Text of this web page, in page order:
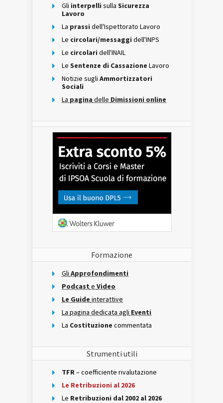
Gli interpelli sulla Sicurezza
Lavoro
La prassi dell'Ispettorato Lavoro
Le circolari/messaggi dell'INPS
Le circolari dell'INAIL
Le Sentenze di Cassazione Lavoro
Notizie sugli Ammortizzatori
Sociali
La pagina delle Dimissioni online
Formazione
Gli Approfondimenti
Podcast e Video
Le Guide interattive
La pagina dedicata agli Eventi
La Costituzione commentata
Strumenti utili
TFR – coefficiente rivalutazione
Le Retribuzioni al 2026
Le Retribuzioni dal 2002 al 2026